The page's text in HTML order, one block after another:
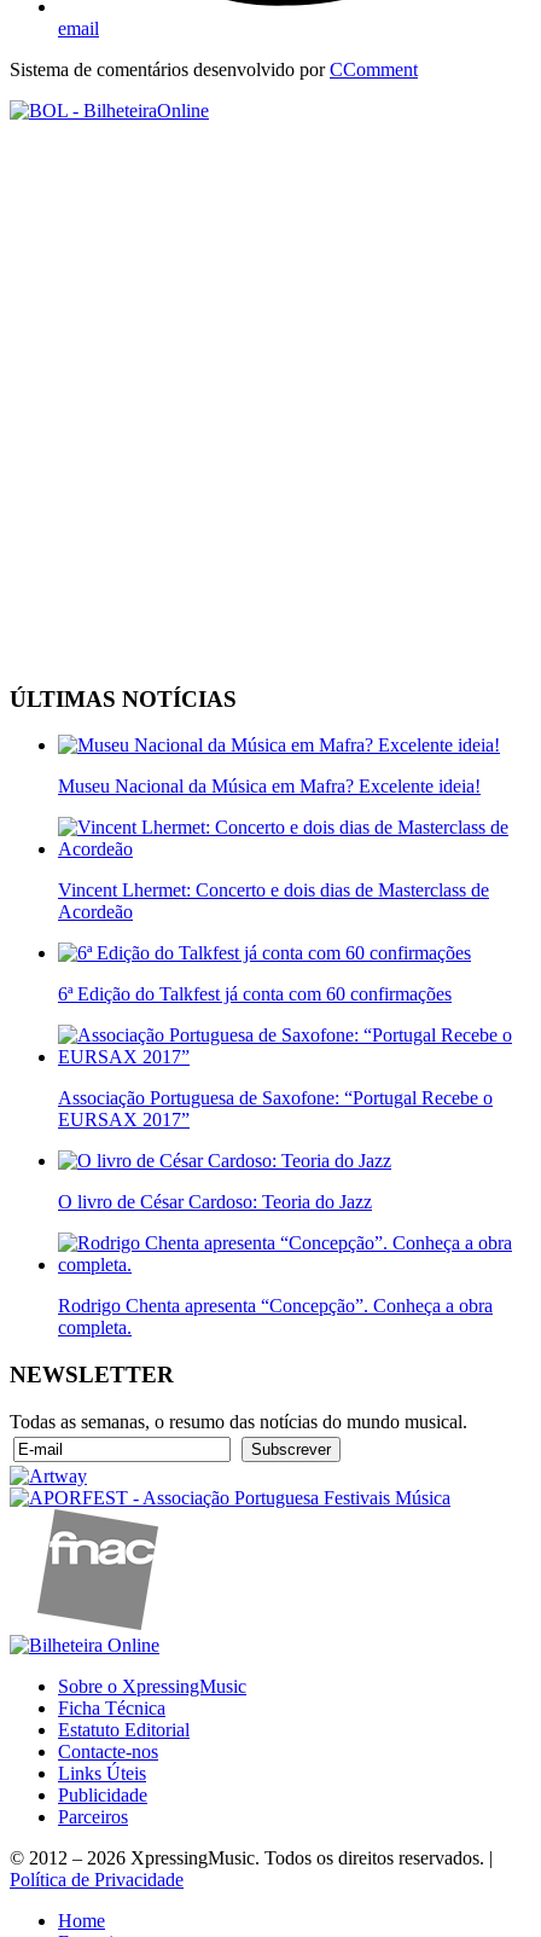
email
Sistema de comentários desenvolvido porCComment
ÚLTIMAS NOTÍCIAS
Museu Nacional da Música em Mafra? Excelente ideia!
Vincent Lhermet: Concerto e dois dias de Masterclass de
Acordeão
6ª Edição do Talkfest já conta com 60 confirmações
Associação Portuguesa de Saxofone: “Portugal Recebe o
EURSAX 2017”
O livro de César Cardoso: Teoria do Jazz
Rodrigo Chenta apresenta “Concepção”. Conheça a obra
completa.
NEWSLETTER
Todas as semanas, o resumo das notícias do mundo musical.
Sobre o XpressingMusic
Ficha Técnica
Estatuto Editorial
Contacte-nos
Links Úteis
Publicidade
Parceiros
© 2012 – 2026 XpressingMusic. Todos os direitos reservados. |
Política de Privacidade
Home